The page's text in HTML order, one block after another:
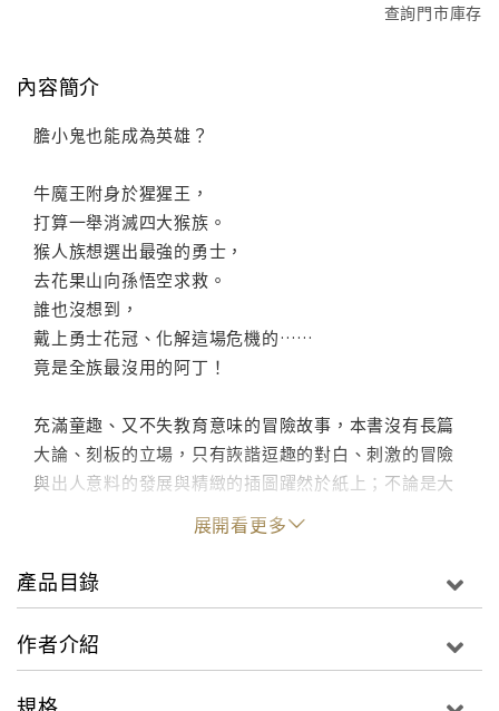
查詢門市庫存
內容簡介
膽小鬼也能成為英雄？
牛魔王附身於猩猩王，
打算一舉消滅四大猴族。
猴人族想選出最強的勇士，
去花果山向孫悟空求救。
誰也沒想到，
戴上勇士花冠、化解這場危機的……
竟是全族最沒用的阿丁！
充滿童趣、又不失教育意味的冒險故事，本書沒有長篇
大論、刻板的立場，只有詼諧逗趣的對白、刺激的冒險
與出人意料的發展與精緻的插圖躍然於紙上；不論是大
朋友或是小朋友，都能立刻沉浸在作者營造的奇想世界
中，絕對是家長放心的好讀物。快來一睹他們迷人的丰
采吧！
展開看更多
產品目錄
作者介紹